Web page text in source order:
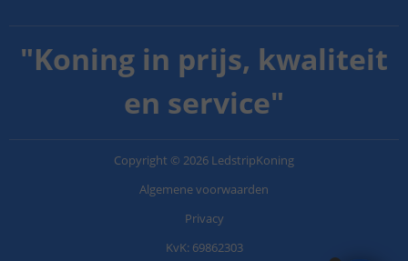
"Koning in prijs, kwaliteit
en service"
Copyright © 2026 LedstripKoning
Algemene voorwaarden
Privacy
KvK: 69862303